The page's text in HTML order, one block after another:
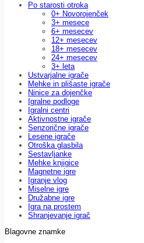
Po starosti otroka
0+ Novorojenček
3+ mesece
6+ mesecev
12+ mesecev
18+ mesecev
24+ mesecev
3+ leta
Ustvarjalne igrače
Mehke in plišaste igrače
Ninice za dojenčke
Igralne podloge
Igralni centri
Aktivnostne igrače
Senzorične igrače
Lesene igrače
Otroška glasbila
Sestavljanke
Mehke knjigice
Magnetne igre
Igranje vlog
Miselne igre
Družabne igre
Igra na prostem
Shranjevanje igrač
Blagovne znamke